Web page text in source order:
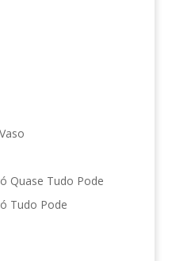
Quase Tudo Pode
Tudo Pode